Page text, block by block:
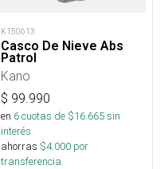
K150613
Casco De Nieve Abs
Patrol
Kano
$ 99.990
en 6cuotas de $16.665sin
interés
ahorras $4.000 por
transferencia.